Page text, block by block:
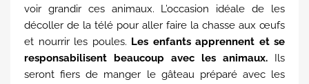
voir grandir ces animaux. L’occasion idéale de les
décoller de la télé pour aller faire la chasse aux œufs
et nourrir les poules. Les enfants apprennent et se
responsabilisent beaucoup avec les animaux. Ils
seront fiers de manger le gâteau préparé avec les